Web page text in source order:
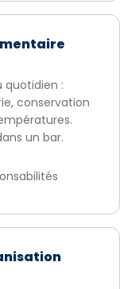
quotidien :
conservation
un bar.